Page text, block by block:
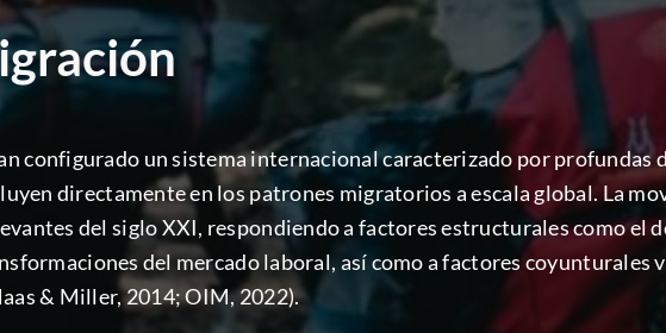
configurado un sistema internacional caracterizado por profundas
directamente en los patrones migratorios a escala global. La
del siglo XXI, respondiendo a factores estructurales como el
del mercado laboral, así como a factores coyunturales
& Miller, 2014; OIM, 2022).